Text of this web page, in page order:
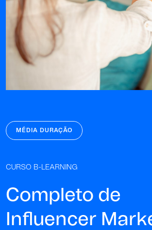
MÉDIA DURAÇÃO
CURSO B-LEARNING
Completo de
Influencer